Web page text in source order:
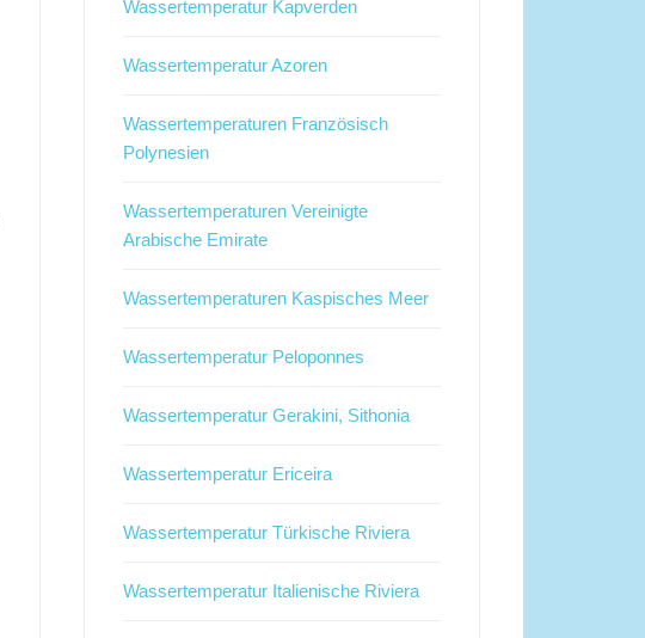
Wassertemperatur Kapverden
Wassertemperatur Azoren
Wassertemperaturen Französisch
Polynesien
Wassertemperaturen Vereinigte
Arabische Emirate
Wassertemperaturen Kaspisches Meer
Wassertemperatur Peloponnes
Wassertemperatur Gerakini, Sithonia
Wassertemperatur Ericeira
Wassertemperatur Türkische Riviera
Wassertemperatur Italienische Riviera